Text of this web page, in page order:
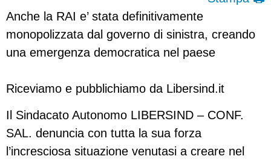
Anche la RAI e’ stata definitivamente
monopolizzata dal governo di sinistra, creando
una emergenza democratica nel paese
Riceviamo e pubblichiamo da Libersind.it
Il Sindacato Autonomo LIBERSIND – CONF.
SAL. denuncia con tutta la sua forza
l’incresciosa situazione venutasi a creare nel